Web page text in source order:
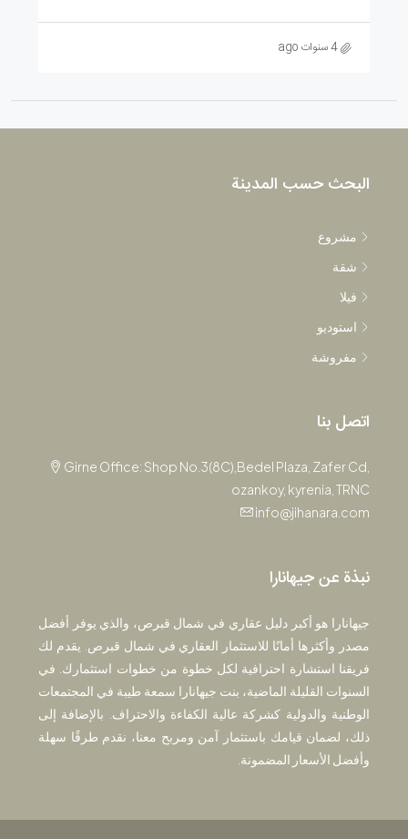
4 سنوات ago
البحث حسب المدينة
مشروع
شقة
فيلا
استوديو
مفروشة
اتصل بنا
Girne Office: Shop No.3(8C),Bedel Plaza, Zafer Cd,
ozankoy, kyrenia, TRNC
info@jihanara.com
نبذة عن جيهانارا
جيهانارا هو أكبر دليل عقاري في شمال قبرص، والذي يوفر أفضل
مصدر وأكثرها أمانًا للاستثمار العقاري في شمال قبرص. يقدم لك
فريقنا استشارة احترافية لكل خطوة من خطوات استثمارك. في
السنوات القليلة الماضية، بنت جيهانارا سمعة طيبة في المجتمعات
الوطنية والدولية كشركة عالية الكفاءة والاحتراف. بالإضافة إلى
ذلك، لضمان قيامك باستثمار آمن ومربح معنا، نقدم طرقًا سهلة
وأفضل الأسعار المضمونة.